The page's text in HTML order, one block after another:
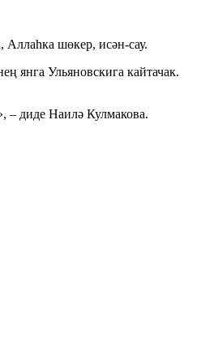
шөкер, исән-сау.
янга Ульяновскига кайтачак.
– диде Наилә Кулмакова.